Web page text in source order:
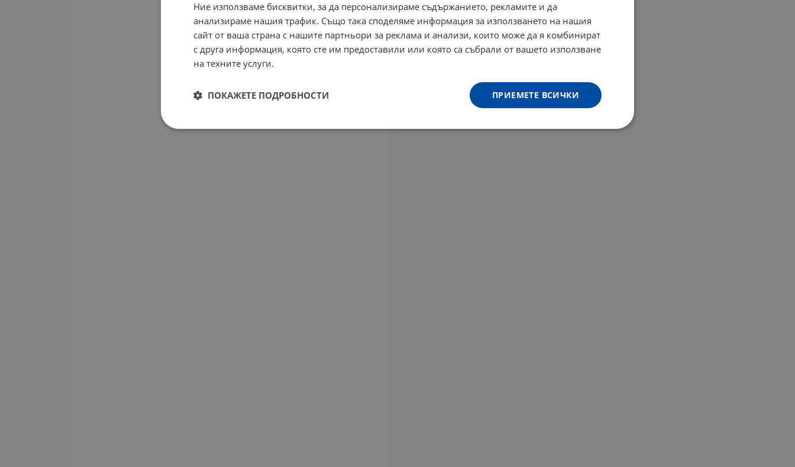
Ние използваме бисквитки, за да персонализираме съдържанието, рекламите и да
анализираме нашия трафик. Също така споделяме информация за използването на нашия
сайт от ваша страна с нашите партньори за реклама и анализи, които може да я комбинират
с друга информация, която сте им предоставили или която са събрали от вашето използване
на техните услуги.
ПРИЕМЕТЕ ВСИЧКИ
ПОКАЖЕТЕ ПОДРОБНОСТИ